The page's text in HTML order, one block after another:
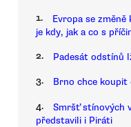
1.
Evropa se
je kdy, jak a co s
2. Padesát odstínů
3. Brno chce
4.
Smršť stínových
představili i Piráti